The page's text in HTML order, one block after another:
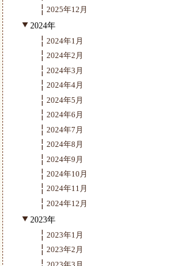
2025年12月
2024年
2024年1月
2024年2月
2024年3月
2024年4月
2024年5月
2024年6月
2024年7月
2024年8月
2024年9月
2024年10月
2024年11月
2024年12月
2023年
2023年1月
2023年2月
2023年3月